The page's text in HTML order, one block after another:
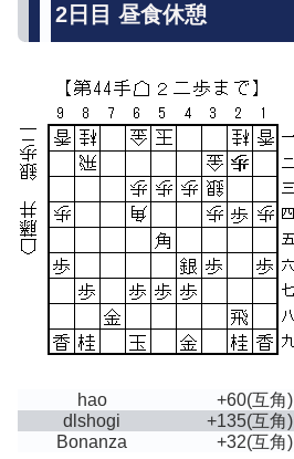
2日目 昼食休憩
hao +60(互角)
dlshogi
+135(互角)
Bonanza
+32(互角)